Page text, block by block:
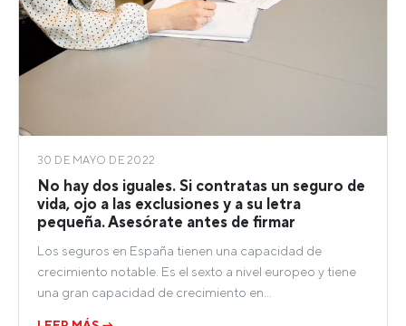
30 DE MAYO DE 2022
No hay dos iguales. Si contratas un seguro de
vida, ojo a las exclusiones y a su letra
pequeña. Asesórate antes de firmar
Los seguros en España tienen una capacidad de
crecimiento notable. Es el sexto a nivel europeo y tiene
una gran capacidad de crecimiento en…